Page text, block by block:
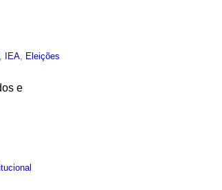
IEA
Eleições
e